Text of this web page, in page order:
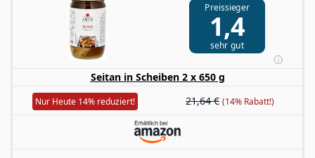
Preissieger
1,4
sehr gut
Seitan in Scheiben 2 x 650 g
Nur Heute 14% reduziert! 21,64 € (14% Rabatt!)